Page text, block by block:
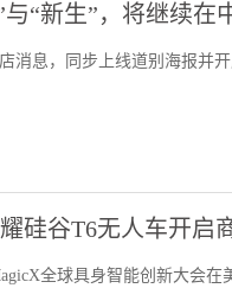
“新生”，将继续在
消息，同步上线道别海报并
硅谷T6无人车开启
全球具身智能创新大会